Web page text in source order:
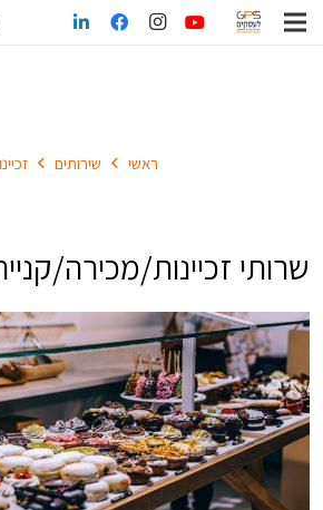
ראשי שירותים
שרותי זכיינות/מכירה/